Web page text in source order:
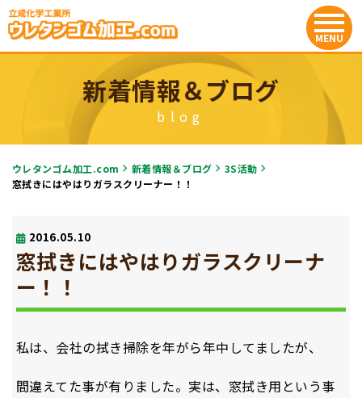
新着情報＆ブログ
blog
ウレタンゴム加工.com 新着情報＆ブログ
3S活動
窓拭きにはやはりガラスクリーナー！！
2016.05.10
窓拭きにはやはりガラスクリーナ
ー！！
私は、会社の拭き掃除を年がら年中してましたが、
間違えてた事が有りました。実は、窓拭き用という事